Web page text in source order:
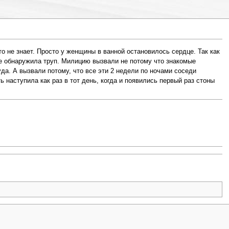
не знает. Просто у женщины в ванной остановилось сердце. Так как
труп. Милицию вызвали не потому что знакомые
А вызвали потому, что все эти 2 недели по ночами соседи
как раз в тот день, когда и появились первый раз стоны